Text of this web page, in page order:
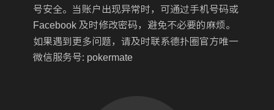
号安全。当账户出现异常时，可通过手机号码或
Facebook及时修改密码，避免不必要的麻烦。
如果遇到更多问题，请及时联系德扑圈官方唯一
微信服务号: pokermate